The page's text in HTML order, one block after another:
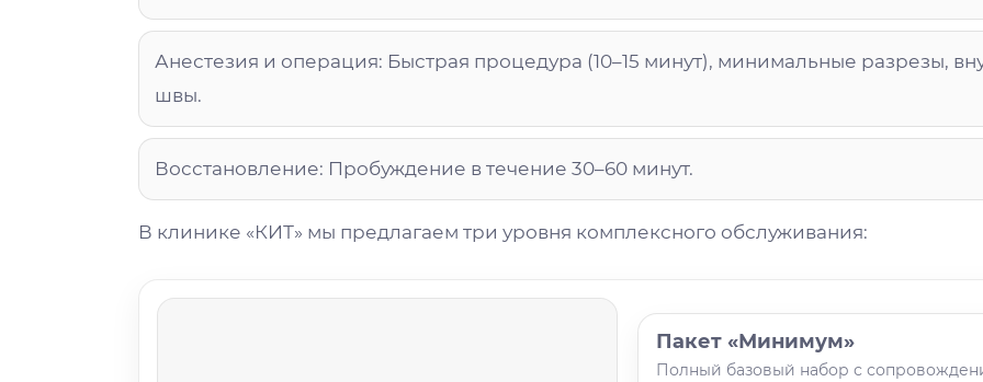
Анестезия и операция: Быстрая процедура (10–15 минут), минимальные разрезы,
швы.
Восстановление: Пробуждение в течение 30–60 минут.
В клинике «КИТ» мы предлагаем три уровня комплексного обслуживания:
Пакет «Минимум»
Полный базовый набор с